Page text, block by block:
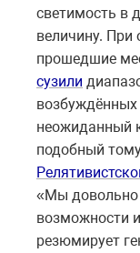
светимость в
величину. При
прошедшие
сузили
возбуждённых
неожиданный
подобный
«Мы довольно
возможности
резюмирует